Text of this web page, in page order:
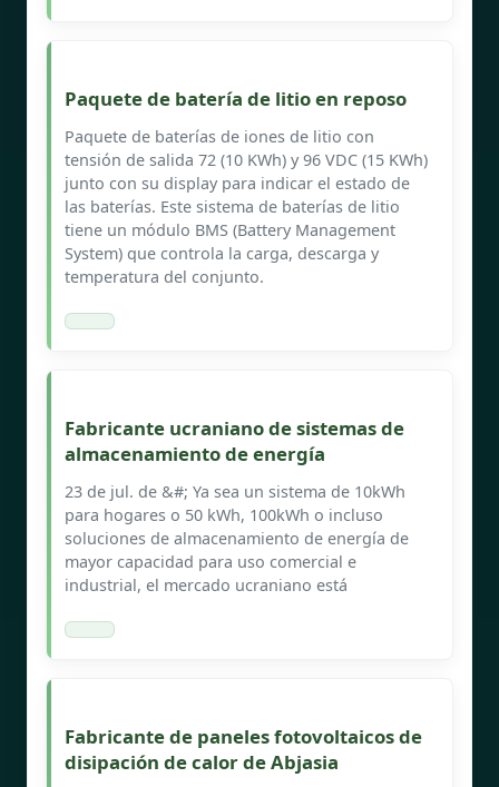
Paquete de batería de litio en reposo
Paquete de baterías de iones de litio con
tensión de salida 72 (10 KWh) y 96 VDC (15 KWh)
junto con su display para indicar el estado de
las baterías. Este sistema de baterías de litio
tiene un módulo BMS (Battery Management
System) que controla la carga, descarga y
temperatura del conjunto.
Fabricante ucraniano de sistemas de
almacenamiento de energía
23 de jul. de &#; Ya sea un sistema de 10kWh
para hogares o 50 kWh, 100kWh o incluso
soluciones de almacenamiento de energía de
mayor capacidad para uso comercial e
industrial, el mercado ucraniano está
Fabricante de paneles fotovoltaicos de
disipación de calor de Abjasia